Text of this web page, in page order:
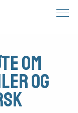
om
og